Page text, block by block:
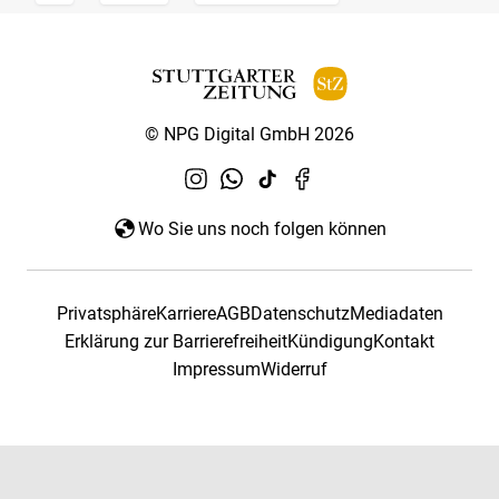
© NPG Digital GmbH 2026
Wo Sie uns noch folgen können
PrivatsphäreKarriereAGBDatenschutzMediadaten
Erklärung zur BarrierefreiheitKündigungKontakt
ImpressumWiderruf